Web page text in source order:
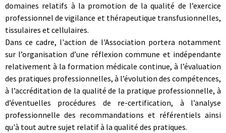
domaines relatifs à la promotion de la qualité de l’exercice
professionnel de vigilance et thérapeutique transfusionnelles,
tissulaires et cellulaires.
Dans ce cadre, l'action de l'Association portera notamment
sur l’organisation d’une réflexion commune et indépendante
relativement à la formation médicale continue, à l’évaluation
des pratiques professionnelles, à l’évolution des compétences,
à l’accréditation de la qualité de la pratique professionnelle, à
d’éventuelles procédures de re-certification, à l’analyse
professionnelle des recommandations et référentiels ainsi
qu'à tout autre sujet relatif à la qualité des pratiques.